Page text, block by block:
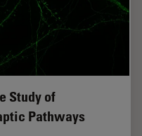
Study of
Pathways